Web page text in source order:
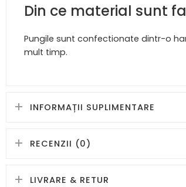
Din ce material sunt
Pungile sunt confectionate dintr-o
mult timp.
INFORMAȚII SUPLIMENTARE
RECENZII (0)
LIVRARE & RETUR